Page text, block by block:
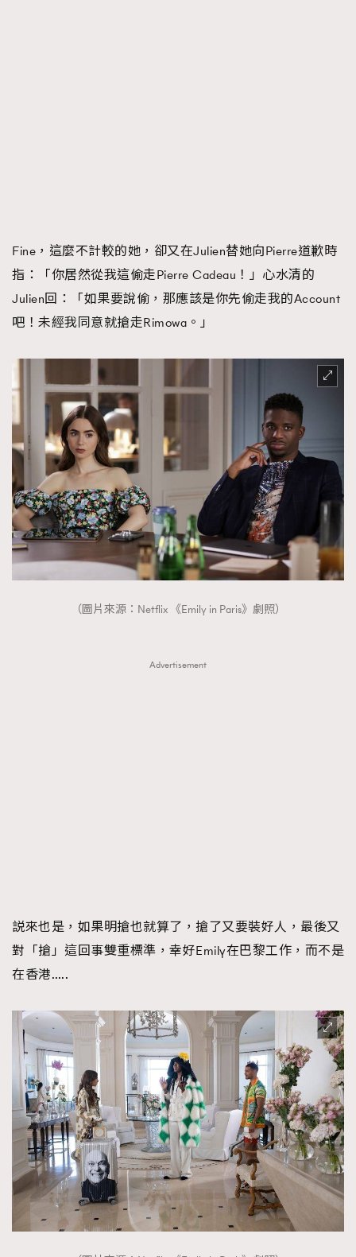
Fine，這麼不計較的她，卻又在Julien替她向Pierre道歉時
指：「你居然從我這偷走Pierre Cadeau！」心水清的
Julien回：「如果要說偷，那應該是你先偷走我的Account
吧！未經我同意就搶走Rimowa。」
（圖片來源：Netflix 《Emily in Paris》劇照）
Advertisement
説來也是，如果明搶也就算了，搶了又要裝好人，最後又
對「搶」這回事雙重標準，幸好Emily在巴黎工作，而不是
在香港…..